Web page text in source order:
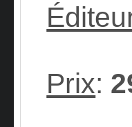
Prix: